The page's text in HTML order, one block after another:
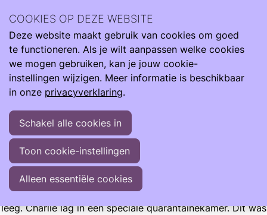
Zoeken
met een bijzonder verhaal. Ze heeft haar leven verrijkt en
mens gemaakt.
"Met liefde, trots en veelal optimisme vertel ik jullie graag
over haar indrukwekkende start en mijn leven met dit
wonder"
Ervaringen Opgroeien Ilse Blogt
Diepe slaap
Het was stil in het ziekenhuis. De gangen waren donker en
leeg. Charlie lag in een speciale quarantainekamer. Dit was
COOKIES OP DEZE WEBSITE
Deze website maakt gebruik van cookies om goed
te functioneren. Als je wilt aanpassen welke cookies
we mogen gebruiken, kan je jouw cookie-
instellingen wijzigen. Meer informatie is beschikbaar
in onze privacyverklaring.
Schakel alle cookies in
Toon cookie-instellingen
Alleen essentiële cookies